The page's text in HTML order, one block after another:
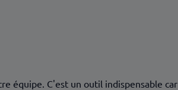
équipe. C'est un outil indispensable car